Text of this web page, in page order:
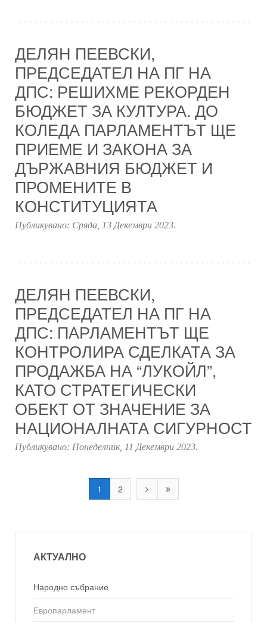
ДЕЛЯН ПЕЕВСКИ,
ПРЕДСЕДАТЕЛ НА ПГ НА
ДПС: РЕШИХМЕ РЕКОРДЕН
БЮДЖЕТ ЗА КУЛТУРА. ДО
КОЛЕДА ПАРЛАМЕНТЪТ ЩЕ
ПРИЕМЕ И ЗАКОНА ЗА
ДЪРЖАВНИЯ БЮДЖЕТ И
ПРОМЕНИТЕ В
КОНСТИТУЦИЯТА
Публикувано: Сряда, 13 Декември 2023.
ДЕЛЯН ПЕЕВСКИ,
ПРЕДСЕДАТЕЛ НА ПГ НА
ДПС: ПАРЛАМЕНТЪТ ЩЕ
КОНТРОЛИРА СДЕЛКАТА ЗА
ПРОДАЖБА НА “ЛУКОЙЛ”,
КАТО СТРАТЕГИЧЕСКИ
ОБЕКТ ОТ ЗНАЧЕНИЕ ЗА
НАЦИОНАЛНАТА СИГУРНОСТ
Публикувано: Понеделник, 11 Декември 2023.
1 2
АКТУАЛНО
Народно събрание
Европарламент